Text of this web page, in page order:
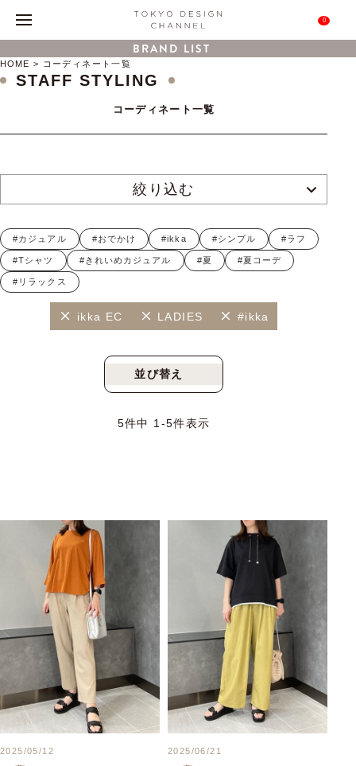
0
BRAND LIST
HOME コーディネート一覧
STAFF STYLING
コーディネート一覧
絞り込む
#カジュアル #おでかけ #ikka #シンプル #ラフ
#Tシャツ #きれいめカジュアル #夏 #夏コーデ
#リラックス
ikka EC LADIES #ikka
並び替え
5件中 1 -5件表示
2025/05/12 2025/06/21